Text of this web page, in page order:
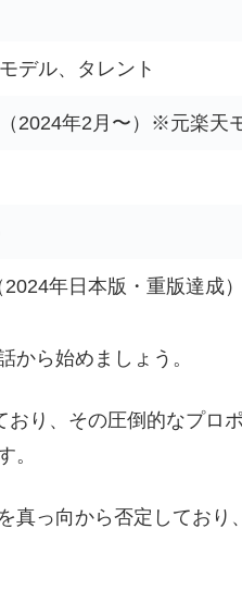
デル、タレント
2024年2月〜）※元楽天
2024年日本版・重版達成）
から始めましょう。
おり、その圧倒的なプロ
。
真っ向から否定してお